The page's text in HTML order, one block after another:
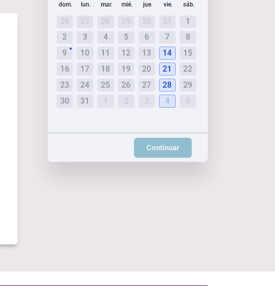
dom. lun. mar. mié. jue. vie. sáb.
26 27 28 29 30 31
1
2
3 4 5 6 7
8
9
10 11 12 13 14
15
16
17 18 19 20 21
22
23
24 25 26 27 28
29
30
31 1 2 3 4 5
Continuar